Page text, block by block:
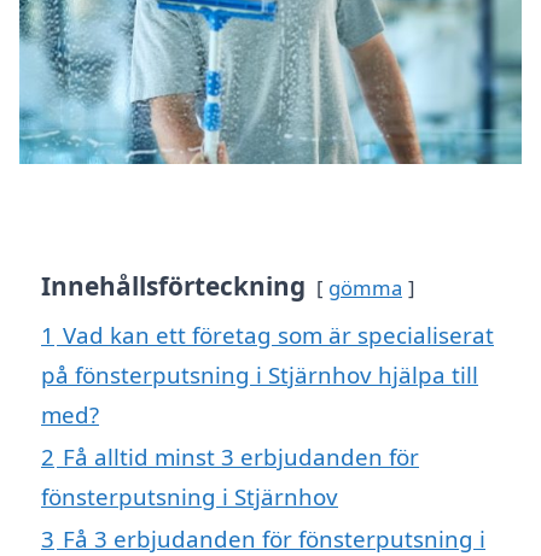
Innehållsförteckning gömma
1 Vad kan ett företag som är specialiserat
på fönsterputsning i Stjärnhov hjälpa till
med?
2 Få alltid minst 3 erbjudanden för
fönsterputsning i Stjärnhov
3 Få 3 erbjudanden för fönsterputsning i